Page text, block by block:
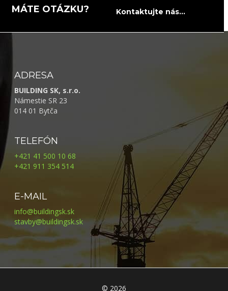
MÁTE OTÁZKU? Kontaktujte nás...
ADRESA
BUILDING SK, s.r.o.
Námestie SR 23
014 01 Bytča
TELEFÓN
+421 41 500 10 68
+421 911 354 514
E-MAIL
info@buildingsk.sk
stavby@buildingsk.sk
© 2026